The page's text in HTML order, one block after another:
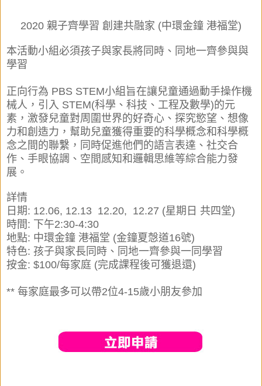
2020 親子齊學習 創建共融家 (中環金鐘 港福堂)
本活動小組 必須孩子與家長將同時、同地一齊參與與
學習
正向行為 PBS STEM小組旨在讓兒童通過動手操作機
械人，引入 STEM(科學、科技、工程及數學)的元
素，激發兒童對周圍世界的好奇心、探究慾望、想像
力和創造力，幫助兒童獲得重要的科學概念和科學概
念之間的聯繫，同時促進他們的語言表達、社交合
作、手眼協調、空間感知和邏輯思維等綜合能力發
展。
詳情
日期: 12.06, 12.13 12.20, 12.27 (星期日 共四堂)
時間: 下午2:30-4:30
地點: 中環金鐘 港福堂 (金鐘夏愨道16號)
特色: 孩子與家長同時、同地一齊參與一同學習
按金: $100/每家庭 (完成課程後可獲退還)
** 每家庭最多可以帶2位4-15歲小朋友參加